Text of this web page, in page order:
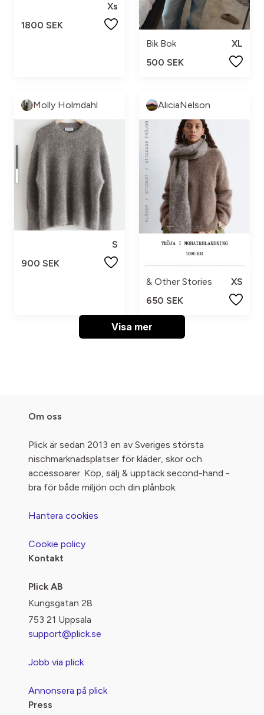
Xs
1800 SEK
Bik Bok
XL
500 SEK
Molly Holmdahl
S
900 SEK
AliciaNelson
& Other Stories
XS
650 SEK
Visa mer
Om oss
Plick är sedan 2013 en av Sveriges största
nischmarknadsplatser för kläder, skor och
accessoarer. Köp, sälj & upptäck second-hand -
bra för både miljön och din plånbok.
Hantera cookies
Cookie policy
Kontakt
Plick AB
Kungsgatan 28
753 21 Uppsala
support@plick.se
Jobb via plick
Annonsera på plick
Press